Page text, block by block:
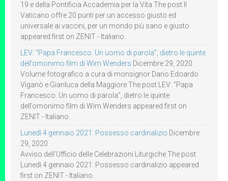
19 e della Pontificia Accademia per la Vita The post Il
Vaticano offre 20 punti per un accesso giusto ed
universale ai vaccini, per un mondo più sano e giusto
appeared first on ZENIT - Italiano.
LEV: “Papa Francesco. Un uomo di parola”, dietro le quinte
dell’omonimo film di Wim Wenders Dicembre 29, 2020
Volume fotografico a cura di monsignor Dario Edoardo
Viganò e Gianluca della Maggiore The post LEV: “Papa
Francesco. Un uomo di parola”, dietro le quinte
dell’omonimo film di Wim Wenders appeared first on
ZENIT - Italiano.
Lunedì 4 gennaio 2021: Possesso cardinalizio Dicembre
29, 2020
Avviso dell’Ufficio delle Celebrazioni Liturgiche The post
Lunedì 4 gennaio 2021: Possesso cardinalizio appeared
first on ZENIT - Italiano.